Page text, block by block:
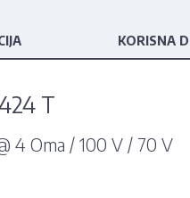
KORISNA
T
4 Oma / 100 V / 70 V